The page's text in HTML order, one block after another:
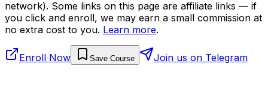
network). Some links on this page are affiliate links — if
you click and enroll, we may earn a small commission at
no extra cost to you. Learn more.
Enroll Now Save Course Join us on Telegram